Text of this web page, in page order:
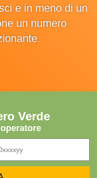
e in meno di un
un numero
Verde